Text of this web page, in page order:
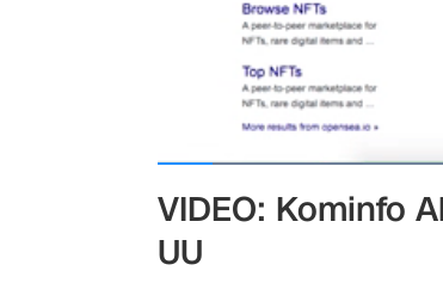
VIDEO: Kominfo
UU